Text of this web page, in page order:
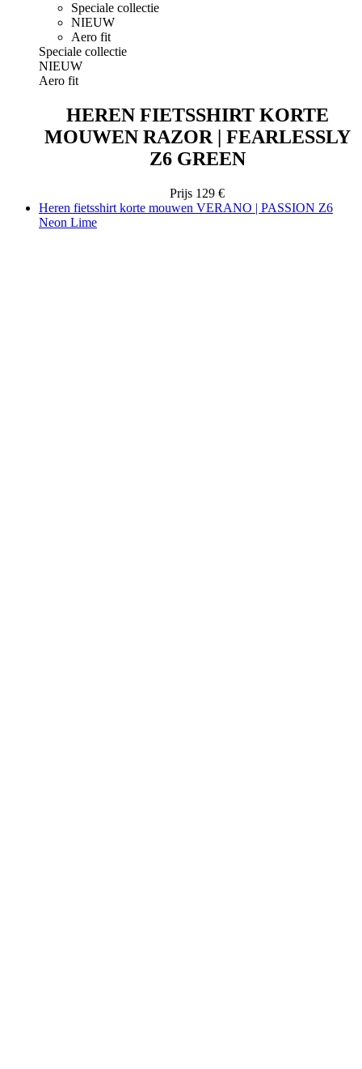
Speciale collectie
NIEUW
Aero fit
Speciale collectie
NIEUW
Aero fit
HEREN FIETSSHIRT KORTE
MOUWEN RAZOR | FEARLESSLY
Z6 GREEN
Prijs 129 €
Heren fietsshirt korte mouwen VERANO | PASSION Z6
Neon Lime